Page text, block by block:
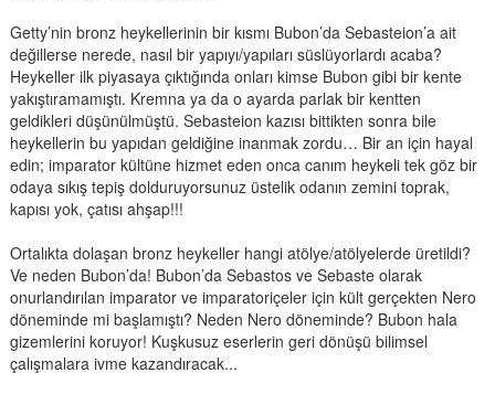
Getty’nin bronz heykellerinin bir kısmı Bubon’da Sebasteion’a ait
değillerse nerede, nasıl bir yapıyı/yapıları süslüyorlardı acaba?
Heykeller ilk piyasaya çıktığında onları kimse Bubon gibi bir kente
yakıştıramamıştı. Kremna ya da o ayarda parlak bir kentten
geldikleri düşünülmüştü. Sebasteion kazısı bittikten sonra bile
heykellerin bu yapıdan geldiğine inanmak zordu… Bir an için hayal
edin; imparator kültüne hizmet eden onca canım heykeli tek göz bir
odaya sıkış tepiş dolduruyorsunuz üstelik odanın zemini toprak,
kapısı yok, çatısı ahşap!!!
Ortalıkta dolaşan bronz heykeller hangi atölye/atölyelerde üretildi?
Ve neden Bubon’da! Bubon’da Sebastos ve Sebaste olarak
onurlandırılan imparator ve imparatoriçeler için kült gerçekten Nero
döneminde mi başlamıştı? Neden Nero döneminde? Bubon hala
gizemlerini koruyor! Kuşkusuz eserlerin geri dönüşü bilimsel
çalışmalara ivme kazandıracak...